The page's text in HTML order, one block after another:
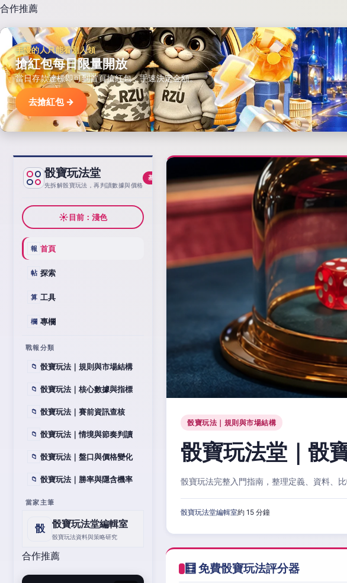
合作推薦
手慢的人只能看別人領
搶紅包每日限量開放
當日存款達標即可到首頁搶紅包，手速決定金額。
去搶紅包 →
骰寶玩法堂
先拆解骰寶玩法，再判讀數據與價格
基線
☀目前：淺色
報 首頁
帖 探索
算 工具
欄 專欄
戰報分類
📁 骰寶玩法｜規則與市場結構
📁 骰寶玩法｜核心數據與指標
📁 骰寶玩法｜賽前資訊查核
📁 骰寶玩法｜情境與節奏判讀
📁 骰寶玩法｜盤口與價格變化
📁 骰寶玩法｜勝率與隱含機率
當家主筆
骰 骰寶玩法堂編輯室
骰寶玩法資料與策略研究
合作推薦
骰寶玩法｜規則與市場結構
骰寶玩法堂｜骰
骰寶玩法完整入門指南，整理定義、資料、
骰寶玩法堂編輯室約 15 分鐘
🧮 免費骰寶玩法評分器